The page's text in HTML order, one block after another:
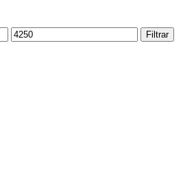
Precio
máximo
Filtrar